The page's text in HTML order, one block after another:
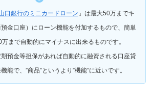
口銀行のミニカードローン 」は最大50万までキ
金口座）にローン機能を付加するもので、簡単
まで自動的にマイナスに出来るものです。
預金等担保があれば自動的に融資される口座貸
能で、”商品”というより”機能”に近いです。